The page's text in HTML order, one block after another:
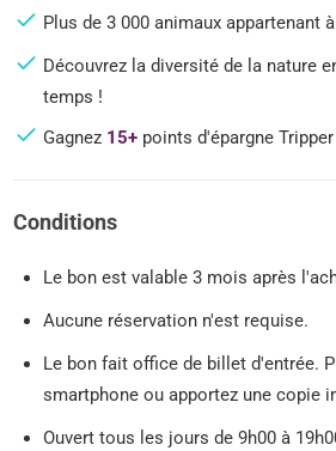
Plus de 3 000 animaux appartenant
Découvrez la diversité de la nature
temps !
Gagnez 15+ points d'épargne
Conditions
Le bon est valable 3 mois après
Aucune réservation n'est requise.
Le bon fait office de billet d'entrée.
smartphone ou apportez une copie
Ouvert tous les jours de 9h00 à